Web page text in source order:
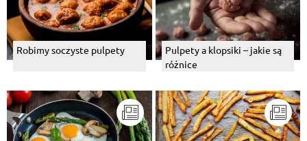
Robimy soczyste pulpety
Pulpety a klopsiki – jakie są
różnice